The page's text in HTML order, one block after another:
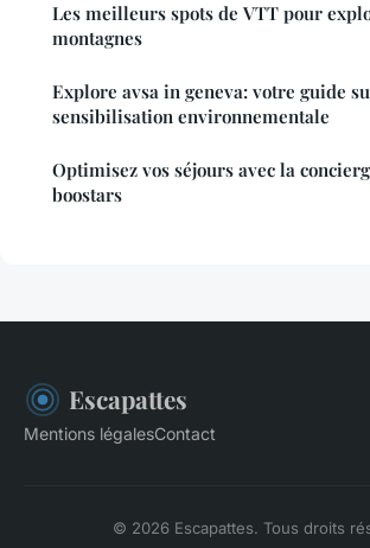
Les meilleurs spots de VTT pour
montagnes
Explore avsa in geneva: votre guide
sensibilisation environnementale
Optimisez vos séjours avec la
boostars
Escapattes
Mentions légalesContact
© 2026 Escapattes. Tous droits